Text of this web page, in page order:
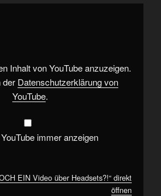
Inhalt von YouTube anzuzeigen.
der Datenschutzerklärung von
YouTube.
immer anzeigen
EIN Video über Headsets?!“ direkt
öffnen